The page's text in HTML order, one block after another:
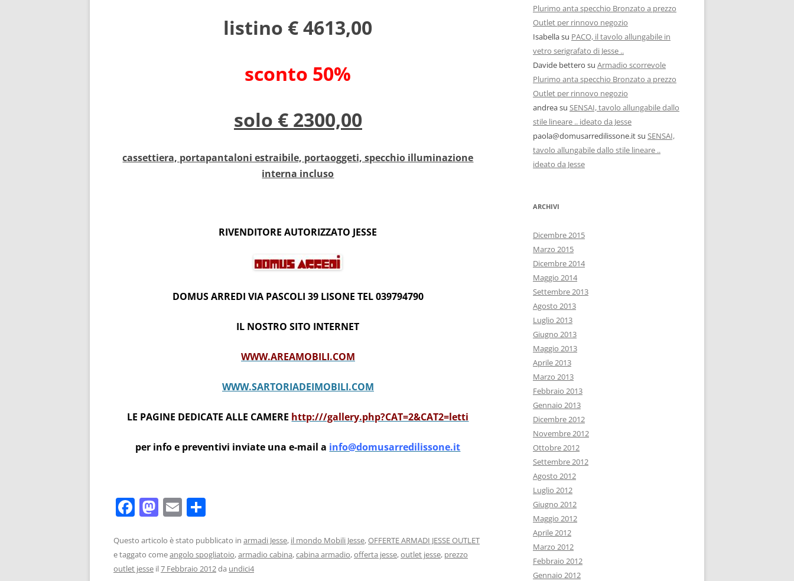
listino € 4613,00
sconto 50%
solo € 2300,00
cassettiera, portapantaloni estraibile, portaoggeti, specchio illuminazione
interna incluso
RIVENDITORE AUTORIZZATO JESSE
DOMUS ARREDI VIA PASCOLI 39 LISONE TEL 039794790
IL NOSTRO SITO INTERNET
WWW.AREAMOBILI.COM
WWW.SARTORIADEIMOBILI.COM
LE PAGINE DEDICATE ALLE CAMERE http:///gallery.php?CAT=2&CAT2=letti
per info e preventivi inviate una e-mail a info@domusarredilissone.it
F
c
e
M
st
o
E
ai
l
n
di
Questo articolo è stato pubblicato in armadi Jesse, il mondo Mobili Jesse,OFFERTE ARMADI JESSE OUTLET
e taggato comeangolo spogliatoio,armadio cabina,cabina armadio,offerta jesse,outlet jesse, prezzo
outlet jesse il7 Febbraio 2012da undici4
Plurimo anta specchio Bronzato a prezzo
Outlet per rinnovo negozio
Isabellasu PACO, il tavolo allungabile in
vetro serigrafato di Jesse ..
Davide bettero su Armadio scorrevole
Plurimo anta specchio Bronzato a prezzo
Outlet per rinnovo negozio
andreasu SENSAI, tavolo allungabile dallo
stile lineare .. ideato da Jesse
paola@domusarredilissone.itsu SENSAI,
tavolo allungabile dallo stile lineare ..
ideato da Jesse
ARCHIVI
Dicembre 2015
Marzo 2015
Dicembre 2014
Maggio 2014
Settembre 2013
Agosto 2013
Luglio 2013
Giugno 2013
Maggio 2013
Aprile 2013
Marzo 2013
Febbraio 2013
Gennaio 2013
Dicembre 2012
Novembre 2012
Ottobre 2012
Settembre 2012
Agosto 2012
Luglio 2012
Giugno 2012
Maggio 2012
Aprile 2012
Marzo 2012
Febbraio 2012
Gennaio 2012